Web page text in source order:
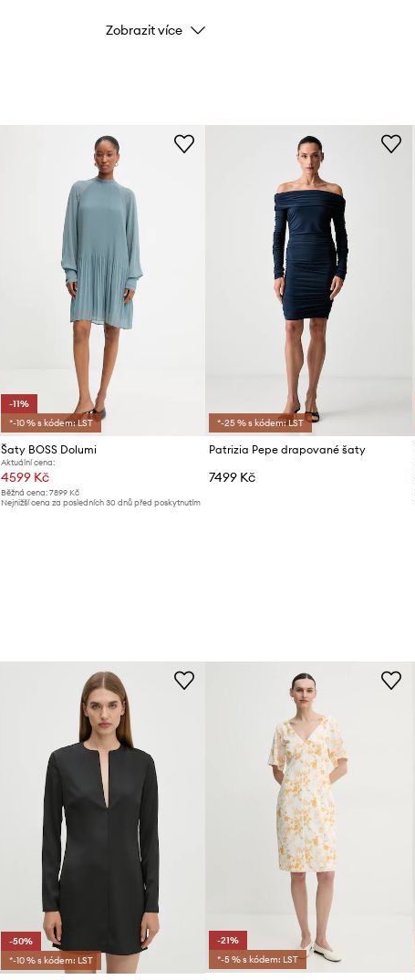
Značka
Zobrazit více
-11%
*-10 % s kódem: LST
Šaty BOSS Dolumi
Aktuální cena:
4599 Kč
Běžná cena: 7899 Kč
Nejnižší cena za posledních 30 dnů před poskytnutím
*-25 % s kódem: LST
Patrizia Pepe drapované šaty
7499 Kč
-50%
*-10 % s kódem: LST
-21%
*-5 % s kódem: LST